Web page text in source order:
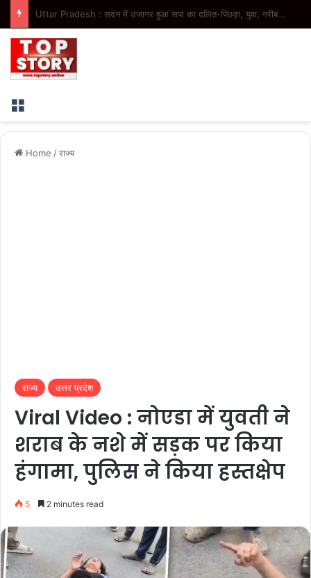
Uttar Pradesh : यूपी में आबकारी विभाग का नया कीर्तिमान, 4 माह में 20,862 करोड़ रुपये से अधिक का राजस्व
Menu
Home /राज्य
राज्य उत्तर प्रदेश
Viral Video : नोएडा में युवती ने
शराब के नशे में सड़क पर किया
हंगामा, पुलिस ने किया हस्तक्षेप
5 2 minutes read